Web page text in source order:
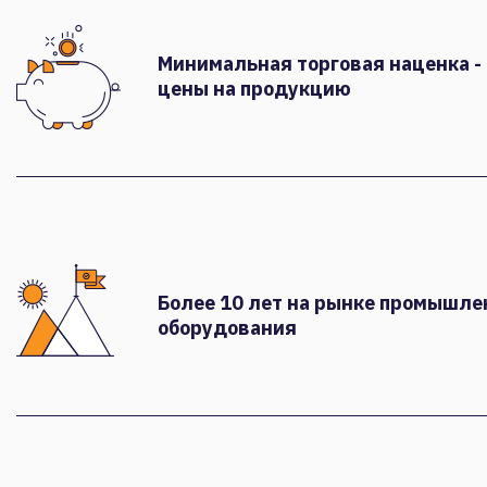
Минимальная торговая наценка
цены на продукцию
Более 10 лет на рынке
оборудования